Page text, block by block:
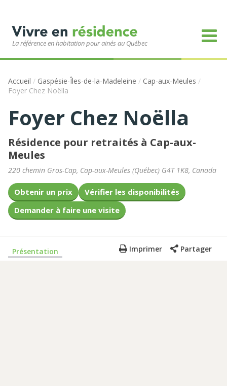
La référence en habitation pour ainés au Québec
Accueil / Gaspésie-Îles-de-la-Madeleine / Cap-aux-Meules /
Foyer Chez Noëlla
Foyer Chez Noëlla
Résidence pour retraités à Cap-aux-
Meules
220 chemin Gros-Cap, Cap-aux-Meules (Québec) G4T 1K8, Canada
Obtenir un prix
Vérifier les disponibilités
Demander à faire une visite
Présentation Imprimer Partager